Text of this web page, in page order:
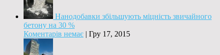
Нанодобавки збільшують міцність звичайного
бетону на 30 %
Коментарів немає | Гру 17, 2015